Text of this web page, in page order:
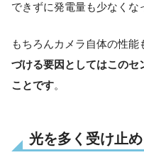
できずに発電量も少なくな
もちろんカメラ自体の性能
づける要因としてはこのセ
ことです。
光を多く受け止